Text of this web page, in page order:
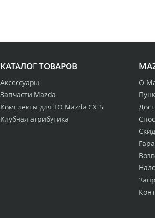
О
КАТАЛОГ ТОВАРОВ
Аксессуары
Запчасти Mazda
Комплекты для ТО Mazda CX-5
Клубная атрибутика